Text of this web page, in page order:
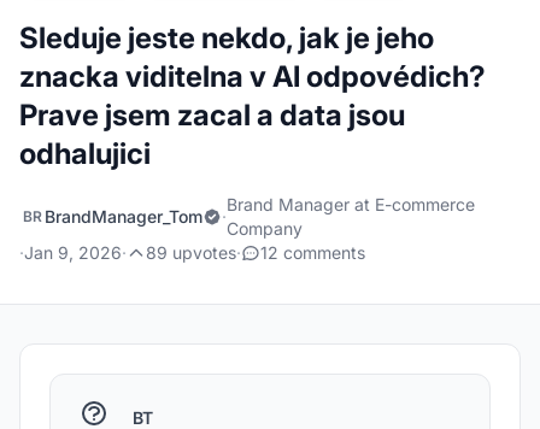
Sleduje jeste nekdo, jak je jeho
znacka viditelna v AI odpovédich?
Prave jsem zacal a data jsou
odhalujici
BR BrandManager_Tom ·
Brand Manager at E-commerce
Company
·Jan 9, 2026· 89 upvotes· 12 comments
BT